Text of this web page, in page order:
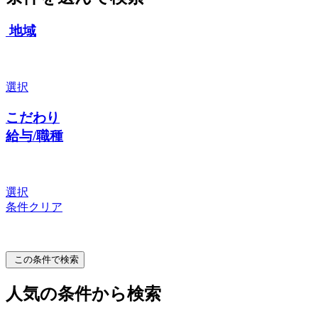
地域
選択
こだわり
給与/職種
選択
条件クリア
この条件で検索
人気の条件から検索